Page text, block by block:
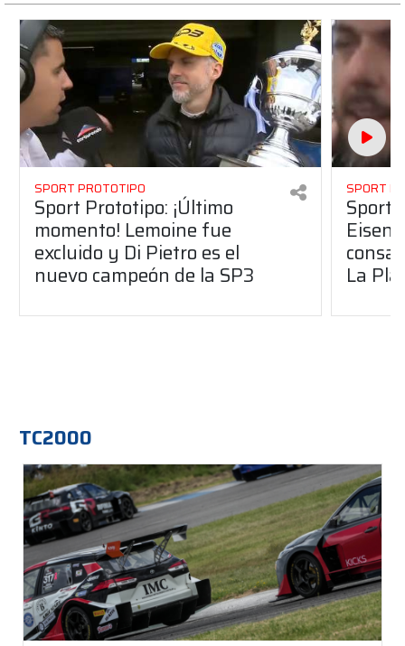
SPORT PROTOTIPO
Sport Prototipo: ¡Último
momento! Lemoine fue
excluido y Di Pietro es el
nuevo campeón de la SP3
SPORT
Sport
La
TC2000